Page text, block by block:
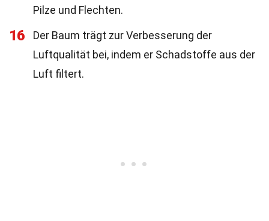
Pilze und Flechten.
16
Der Baum trägt zur Verbesserung der
Luftqualität bei, indem er Schadstoffe aus der
Luft filtert.